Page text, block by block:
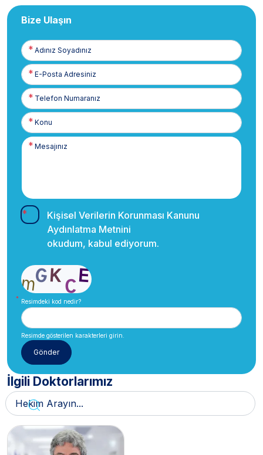
Bize Ulaşın
Adınız
Soyadınız
E-
Posta
Telefon
Numaranız
Kişisel Verilerin Korunması Kanunu
Aydınlatma Metnini
okudum, kabul ediyorum.
Resimdeki kod nedir?
Resimde gösterilen karakterleri girin.
İlgili Doktorlarımız